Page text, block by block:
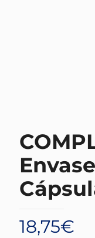
18,75€